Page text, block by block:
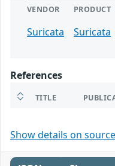
VENDOR PRODUCT
Suricata Suricata
References
TITLE
Show details on